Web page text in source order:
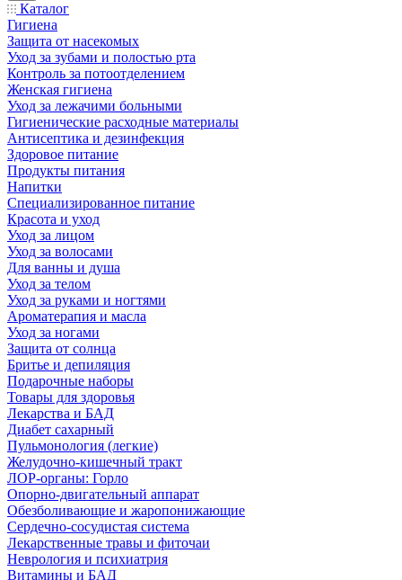
Каталог
Гигиена
Защита от насекомых
Уход за зубами и полостью рта
Контроль за потоотделением
Женская гигиена
Уход за лежачими больными
Гигиенические расходные материалы
Антисептика и дезинфекция
Здоровое питание
Продукты питания
Напитки
Специализированное питание
Красота и уход
Уход за лицом
Уход за волосами
Для ванны и душа
Уход за телом
Уход за руками и ногтями
Ароматерапия и масла
Уход за ногами
Защита от солнца
Бритье и депиляция
Подарочные наборы
Товары для здоровья
Лекарства и БАД
Диабет сахарный
Пульмонология (легкие)
Желудочно-кишечный тракт
ЛОР-органы: Горло
Опорно-двигательный аппарат
Обезболивающие и жаропонижающие
Сердечно-сосудистая система
Лекарственные травы и фиточаи
Неврология и психиатрия
Витамины и БАД